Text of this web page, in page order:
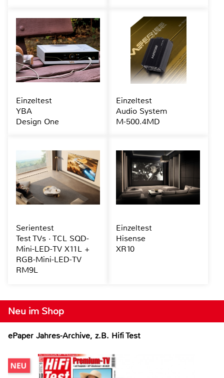
Neu im Shop
ePaper Jahres-Archive, z.B. Hifi Test
Einzeltest
YBA
Design One
Einzeltest
Audio System
M-500.4MD
Serientest
Test TVs · TCL SQD-
Mini-LED-TV X11L +
RGB-Mini-LED-TV
RM9L
Einzeltest
Hisense
XR10